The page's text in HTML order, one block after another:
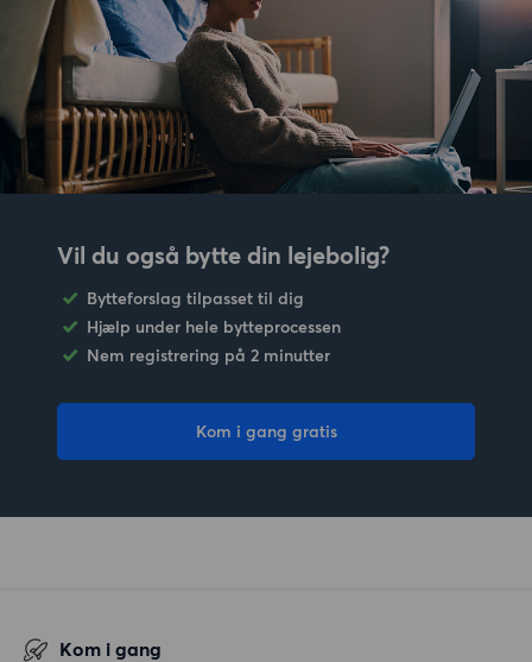
Vil du også bytte din lejebolig?
Bytteforslag tilpasset til dig
Hjælp under hele bytteprocessen
Nem registrering på 2 minutter
Kom i gang gratis
Kom i gang